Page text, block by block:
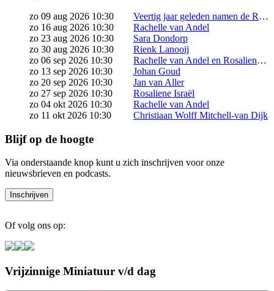
zo 09 aug 2026 10:30
Veertig jaar geleden namen de Remonstranten een historische stap: ze besloten levensverbintenissen te zegenen, ongeacht wie je liefhebt. Sindsdien zijn bij Vrijburg talloze relaties in al hun kleurrijke diversiteit gezegend. Dat verdient een feest! Kom vieren in een vrolijke jubileumkerkdienst, met voorgangers ds. Rosaliene Israël (remonstrants predikant) en ds. Wielie Elhorst (Ihbtiqa+ predikant Protestantse Kerk […]
zo 16 aug 2026 10:30
Rachelle van Andel
zo 23 aug 2026 10:30
Sara Dondorp
zo 30 aug 2026 10:30
Rienk Lanooij
zo 06 sep 2026 10:30
Rachelle van Andel en Rosaliene Israël starten samen het seizoen
zo 13 sep 2026 10:30
Johan Goud
zo 20 sep 2026 10:30
Jan van Aller
zo 27 sep 2026 10:30
Rosaliene Israël
zo 04 okt 2026 10:30
Rachelle van Andel
zo 11 okt 2026 10:30
Christiaan Wolff Mitchell-van Dijk
Blijf op de hoogte
Via onderstaande knop kunt u zich inschrijven voor onze
nieuwsbrieven en podcasts.
Of volg ons op:
Vrijzinnige Miniatuur v/d dag